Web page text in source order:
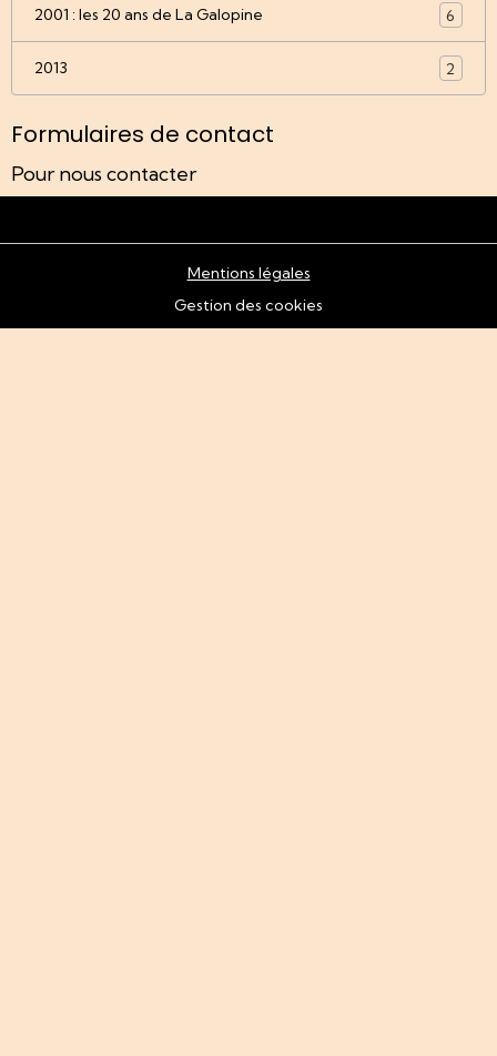
2001 : les 20 ans de La Galopine 6
2013 2
Formulaires de contact
Pour nous contacter
Mentions légales
Gestion des cookies